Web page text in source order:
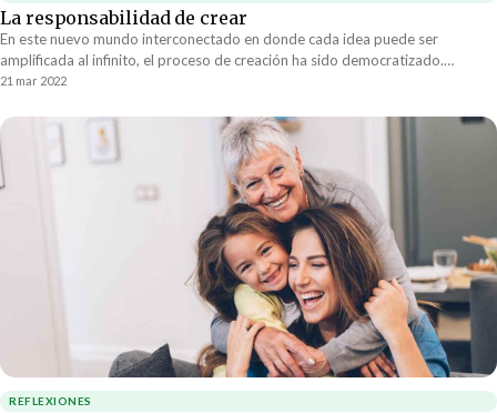
La responsabilidad de crear
En este nuevo mundo interconectado en donde cada idea puede ser
amplificada al infinito, el proceso de creación ha sido democratizado.
Prácticamente cualquier persona con un teléfono / computadora y una
mundo.
21 mar 2022
REFLEXIONES